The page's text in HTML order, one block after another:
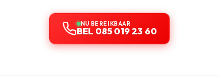
NU BEREIKBAAR
BEL 085 019 23 60